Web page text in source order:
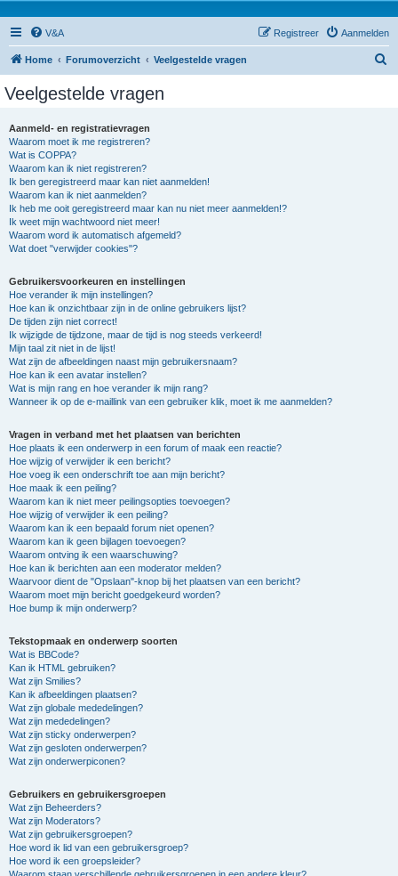
V&A Aanmelden
Registreer
Home Forumoverzicht Veelgestelde vragen
Veelgestelde vragen
Aanmeld- en registratievragen
Waarom moet ik me registreren?
Wat is COPPA?
Waarom kan ik niet registreren?
Ik ben geregistreerd maar kan niet aanmelden!
Waarom kan ik niet aanmelden?
Ik heb me ooit geregistreerd maar kan nu niet meer aanmelden!?
Ik weet mijn wachtwoord niet meer!
Waarom word ik automatisch afgemeld?
Wat doet "verwijder cookies"?
Gebruikersvoorkeuren en instellingen
Hoe verander ik mijn instellingen?
Hoe kan ik onzichtbaar zijn in de online gebruikers lijst?
De tijden zijn niet correct!
Ik wijzigde de tijdzone, maar de tijd is nog steeds verkeerd!
Mijn taal zit niet in de lijst!
Wat zijn de afbeeldingen naast mijn gebruikersnaam?
Hoe kan ik een avatar instellen?
Wat is mijn rang en hoe verander ik mijn rang?
Wanneer ik op de e-maillink van een gebruiker klik, moet ik me aanmelden?
Vragen in verband met het plaatsen van berichten
Hoe plaats ik een onderwerp in een forum of maak een reactie?
Hoe wijzig of verwijder ik een bericht?
Hoe voeg ik een onderschrift toe aan mijn bericht?
Hoe maak ik een peiling?
Waarom kan ik niet meer peilingsopties toevoegen?
Hoe wijzig of verwijder ik een peiling?
Waarom kan ik een bepaald forum niet openen?
Waarom kan ik geen bijlagen toevoegen?
Waarom ontving ik een waarschuwing?
Hoe kan ik berichten aan een moderator melden?
Waarvoor dient de "Opslaan"-knop bij het plaatsen van een bericht?
Waarom moet mijn bericht goedgekeurd worden?
Hoe bump ik mijn onderwerp?
Tekstopmaak en onderwerp soorten
Wat is BBCode?
Kan ik HTML gebruiken?
Wat zijn Smilies?
Kan ik afbeeldingen plaatsen?
Wat zijn globale mededelingen?
Wat zijn mededelingen?
Wat zijn sticky onderwerpen?
Wat zijn gesloten onderwerpen?
Wat zijn onderwerpiconen?
Gebruikers en gebruikersgroepen
Wat zijn Beheerders?
Wat zijn Moderators?
Wat zijn gebruikersgroepen?
Hoe word ik lid van een gebruikersgroep?
Hoe word ik een groepsleider?